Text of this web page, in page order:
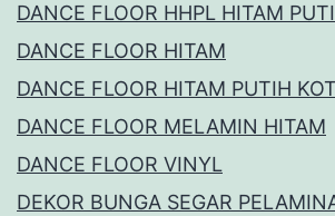
DANCE FLOOR HHPL HITAM
DANCE FLOOR HITAM
DANCE FLOOR HITAM PUTIH
DANCE FLOOR MELAMIN HITAM
DANCE FLOOR VINYL
DEKOR BUNGA SEGAR